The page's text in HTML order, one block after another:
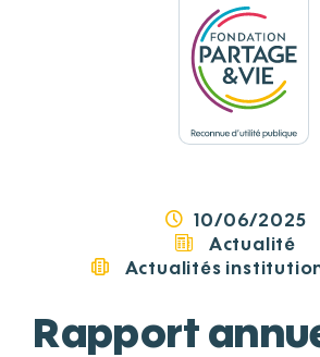
10/06/2025
Actualité
Actualités
Rapport
Panneau de gestion des cookies